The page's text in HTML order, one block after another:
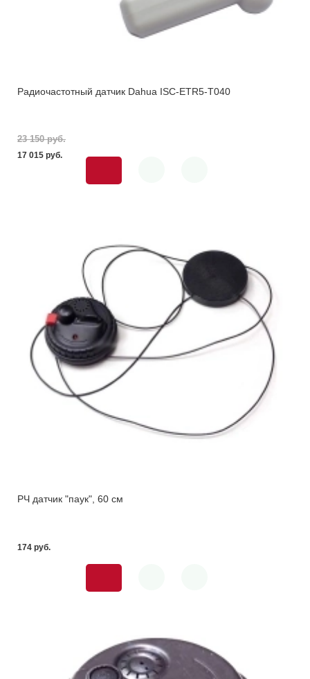
Радиочастотный датчик Dahua ISC-ETR5-T040
23 150 pуб.
17 015 pуб.
РЧ датчик "паук", 60 см
174 pуб.